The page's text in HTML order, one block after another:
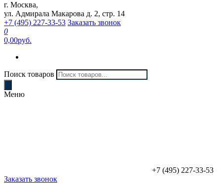
Интернет магазин "Can Auto"
г. Москва,
ул. Адмирала Макарова д. 2, стр. 14
+7 (495) 227-33-53 Заказать звонок
0
0,00руб.
Поиск товаров
Меню
+7 (495) 227-33-53
Заказать звонок